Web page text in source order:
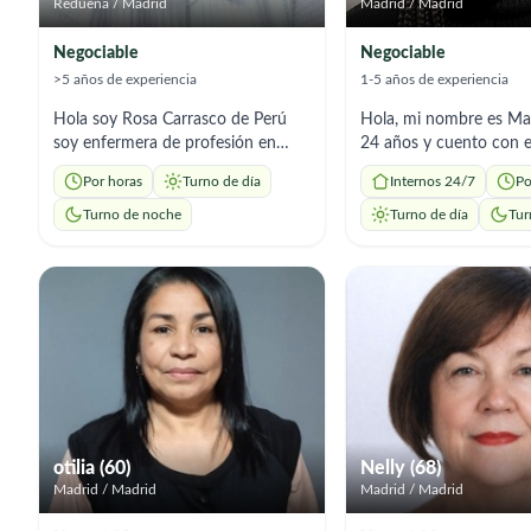
Redueña / Madrid
Negociable
>5 años de experiencia
Hola soy Rosa Carrasco de Perú
soy enfermera de profesión en
Perú acá en España tengo el
certificado de sociosanitaria .
Tengo experiencia en cuidados de
Por horas Turno de día
Turno de noche
Madrid / Madrid
Negociable
1-5 años de experiencia
Hola, mi nombre es
24 años y cuento con
en limpieza del hogar,
el cuidado de niños y
una persona
área de limpieza, me
tareas como la limpieza
organización y
diario del hogar,
cuidado y dedicación
mantener espacios
agradables. Además,
experiencia en el
y adultos, brindando
compañía y apoyo en
Internos 24/7
Turno de día
otilia (60)
Madrid / Madrid
Nelly (68)
Madrid / Madrid